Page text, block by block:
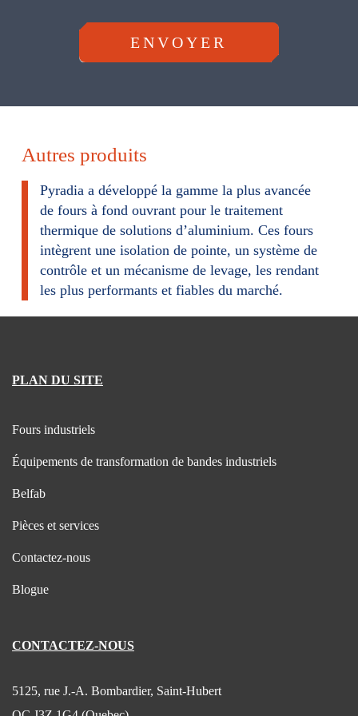
l
ENVOYER
Autres produits
Pyradia a développé la gamme la plus avancée
de fours à fond ouvrant pour le traitement
thermique de solutions d’aluminium. Ces fours
intègrent une isolation de pointe, un système de
contrôle et un mécanisme de levage, les rendant
les plus performants et fiables du marché.
PLAN DU SITE
Fours industriels
Équipements de transformation de bandes industriels
Belfab
Pièces et services
Contactez-nous
Blogue
CONTACTEZ-NOUS
5125, rue J.-A. Bombardier, Saint-Hubert